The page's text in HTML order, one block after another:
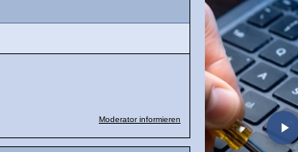
Moderator informieren